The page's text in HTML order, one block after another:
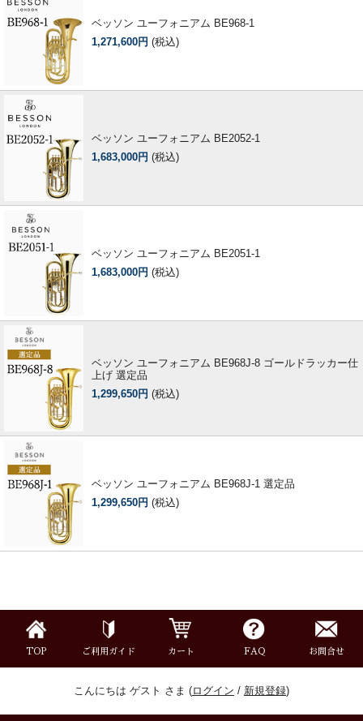
ベッソン ユーフォニアム BE968-1
1,271,600円 (税込)
ベッソン ユーフォニアム BE2052-1
1,683,000円 (税込)
ベッソン ユーフォニアム BE2051-1
1,683,000円 (税込)
ベッソン ユーフォニアム BE968J-8 ゴールドラッカー仕
上げ 選定品
1,299,650円 (税込)
ベッソン ユーフォニアム BE968J-1 選定品
1,299,650円 (税込)
TOP ご利用ガイド カート FAQ お問合せ
こんにちは ゲスト さま (ログイン / 新規登録)